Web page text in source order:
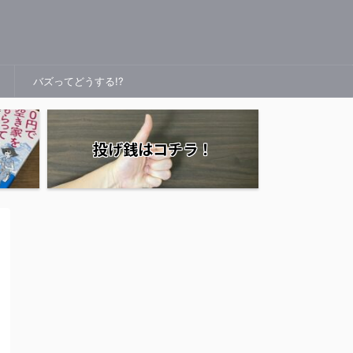
バズってどうする!?
投げ銭はコチラ！